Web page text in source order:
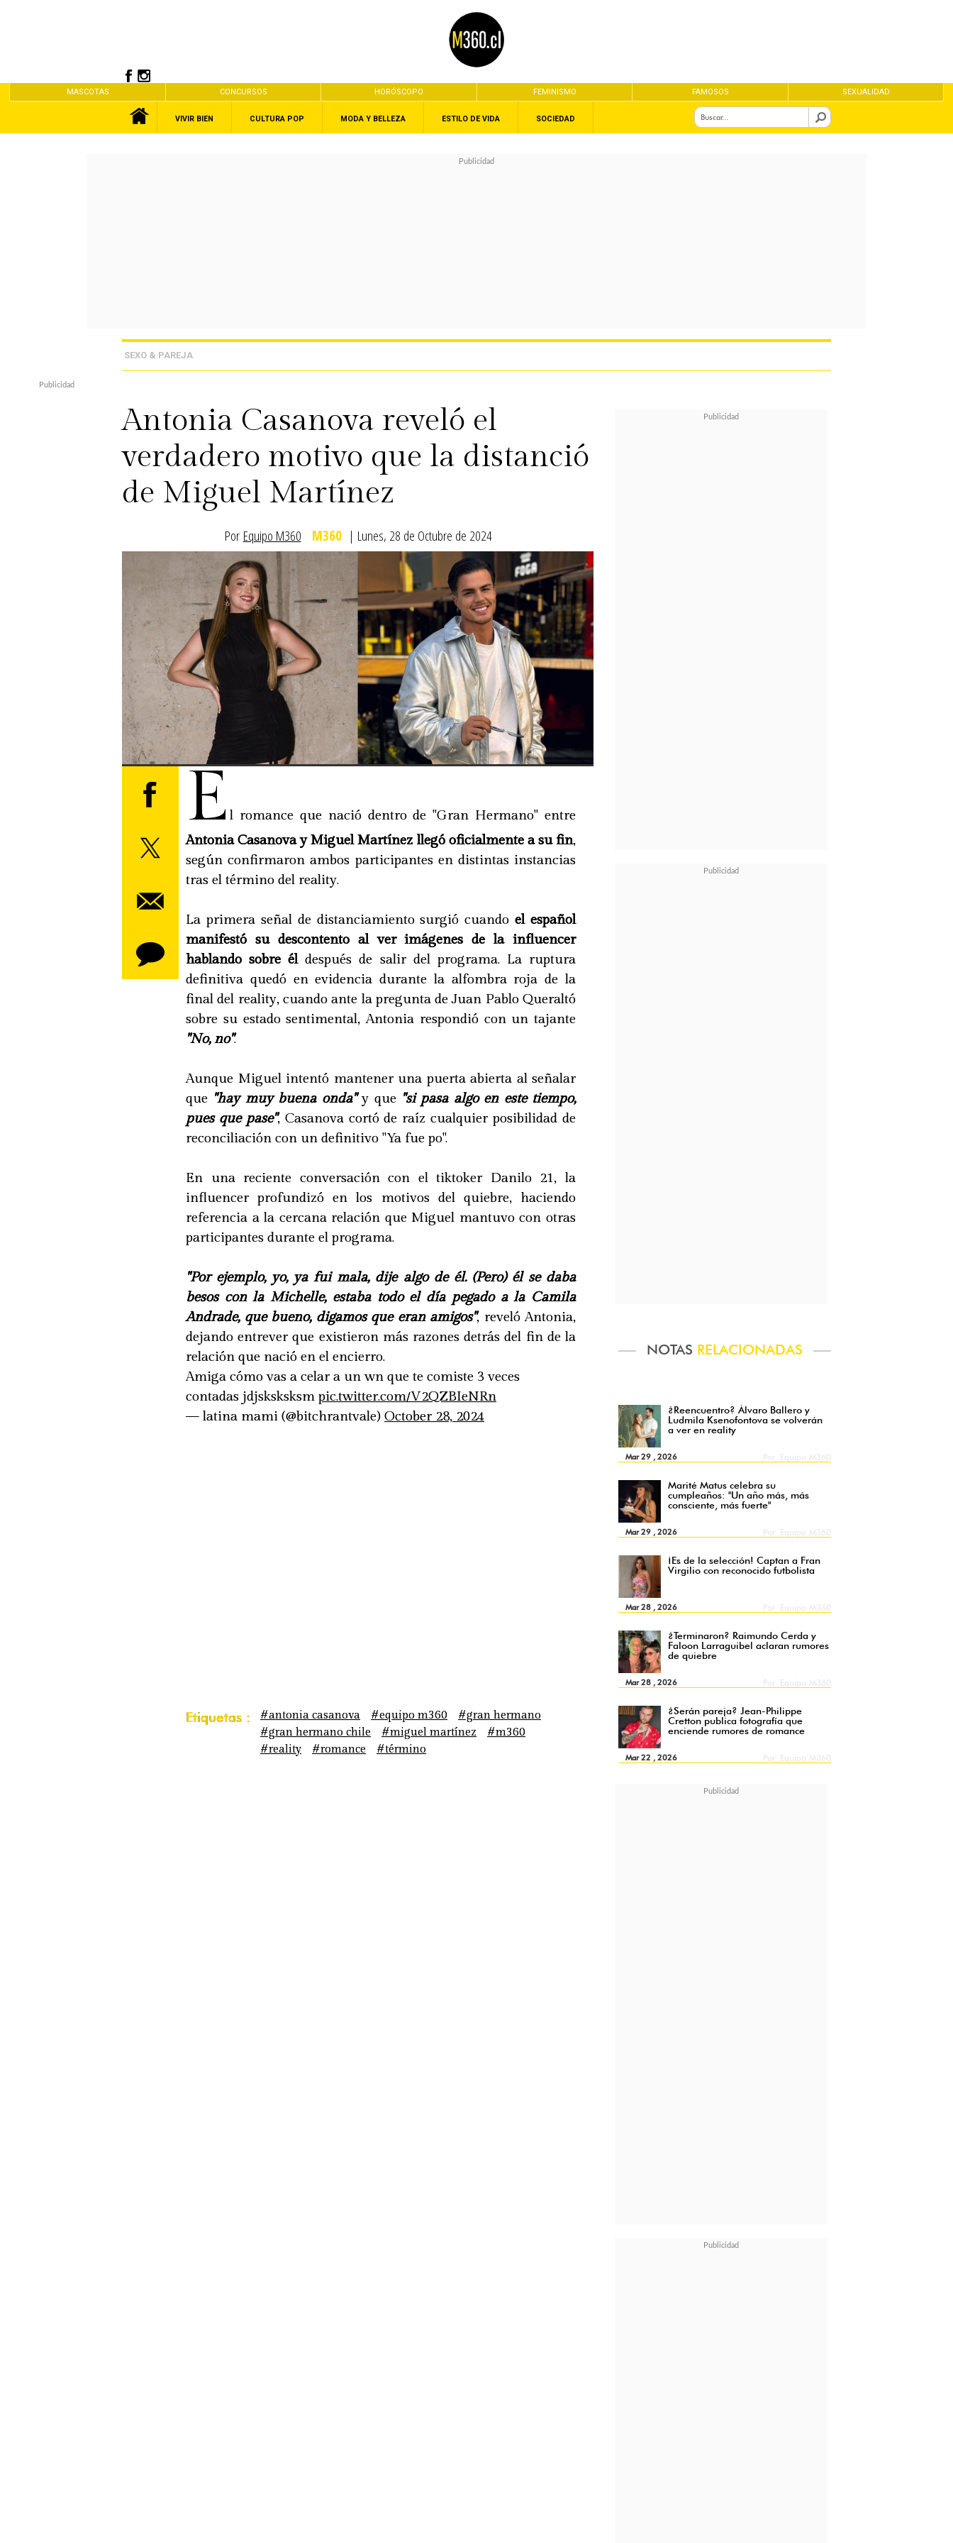
MASCOTAS CONCURSOS HORÓSCOPO FEMINISMO FAMOSOS SEXUALIDAD
VIVIR BIEN CULTURA POP MODA Y BELLEZA ESTILO DE VIDA SOCIEDAD
SEXO & PAREJA
Antonia Casanova reveló el
verdadero motivo que la distanció
de Miguel Martínez
Por Equipo M360 M360 | Lunes, 28 de Octubre de 2024
NOTAS RELACIONADAS
¿Reencuentro? Álvaro Ballero y
Ludmila Ksenofontova se volverán
a ver en reality
Mar 29 , 2026
Marité Matus celebra su
cumpleaños: "Un año más, más
consciente, más fuerte"
Mar 29 , 2026
¡Es de la selección! Captan a Fran
Virgilio con reconocido futbolista
Mar 28 , 2026
¿Terminaron? Raimundo Cerda y
Faloon Larraguibel aclaran rumores
de quiebre
Mar 28 , 2026
¿Serán pareja? Jean-Philippe
Cretton publica fotografía que
enciende rumores de romance
Mar 22 , 2026
E l romance que nació dentro de "Gran Hermano" entre
Antonia Casanova y Miguel Martínez llegó oficialmente a su fin,
según confirmaron ambos participantes en distintas instancias
tras el término del reality.
La primera señal de distanciamiento surgió cuando el español
manifestó su descontento al ver imágenes de la influencer
hablando sobre éldespués de salir del programa. La ruptura
definitiva quedó en evidencia durante la alfombra roja de la
final del reality, cuando ante la pregunta de Juan Pablo Queraltó
sobre su estado sentimental, Antonia respondió con un tajante
"No, no".
Aunque Miguel intentó mantener una puerta abierta al señalar
que "hay muy buena onda" y que "si pasa algo en este tiempo,
pues que pase", Casanova cortó de raíz cualquier posibilidad de
reconciliación con un definitivo "Ya fue po".
En una reciente conversación con el tiktoker Danilo 21, la
influencer profundizó en los motivos del quiebre, haciendo
referencia a la cercana relación que Miguel mantuvo con otras
participantes durante el programa.
"Por ejemplo, yo, ya fui mala, dije algo de él. (Pero) él se daba
besos con la Michelle, estaba todo el día pegado a la Camila
Andrade, que bueno, digamos que eran amigos", reveló Antonia,
dejando entrever que existieron más razones detrás del fin de la
relación que nació en el encierro.
Amiga cómo vas a celar a un wn que te comiste 3 veces
contadas jdjsksksksm pic.twitter.com/V2QZBIeNRn
— latina mami (@bitchrantvale) October 28, 2024
Etiquetas : #antonia casanova #equipo m360
#gran hermano
#gran hermano chile
#miguel martínez
#m360
#reality
#romance #término